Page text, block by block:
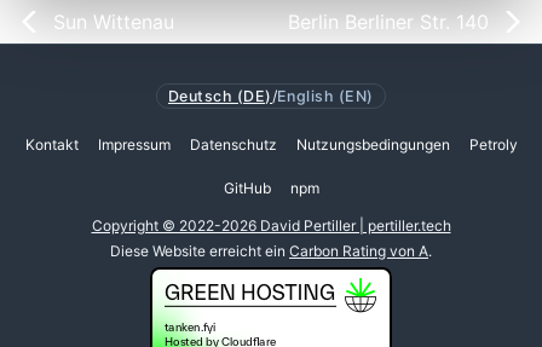
Sun Wittenau Berlin Berliner Str. 140
Deutsch (DE) /English (EN)
Kontakt Impressum Datenschutz Nutzungsbedingungen Petroly
GitHub npm
Copyright © 2022-2026 David Pertiller | pertiller.tech
Diese Website erreicht ein Carbon Rating von A.